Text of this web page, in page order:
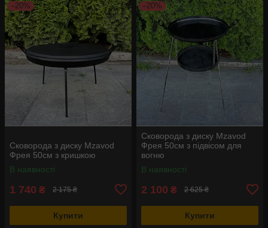
–20%
Сковорода з диску Mzavod
Фрея 50см з кришкою
В наявності
1 740 ₴ 2 175 ₴
Купити
–20%
Сковорода з диску Mzavod
Фрея 50см з підвісом для
вогню
В наявності
2 100 ₴ 2 625 ₴
Купити